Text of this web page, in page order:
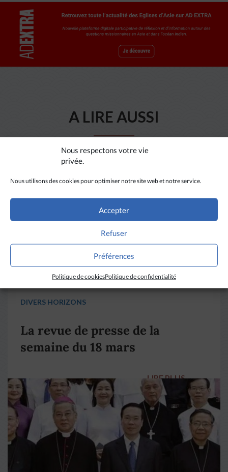
Nous respectons votre vie
privée.
Nous utilisons des cookies pour optimiser notre site web et notre service.
Accepter
Refuser
Préférences
Politique de cookiesPolitique de confidentialité
A LIRE AUSSI
DIVERS HORIZONS
La revue de presse de la
semaine du 18 mars
LIRE PLUS →